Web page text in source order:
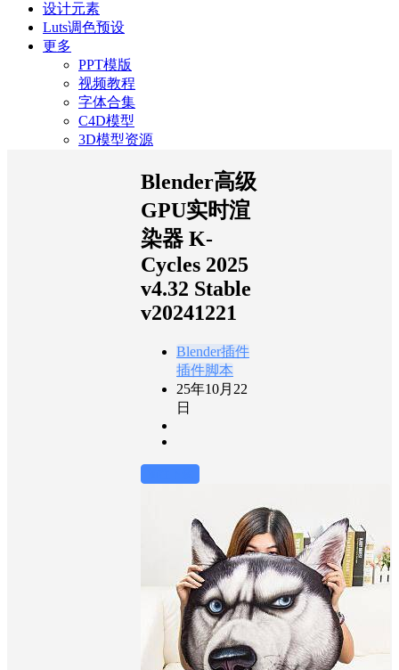
设计元素
Luts调色预设
更多
PPT模版
视频教程
字体合集
C4D模型
3D模型资源
Blender高级
GPU实时渲
染器 K-
Cycles 2025
v4.32 Stable
v20241221
Blender插件
插件脚本
25年10月22
日